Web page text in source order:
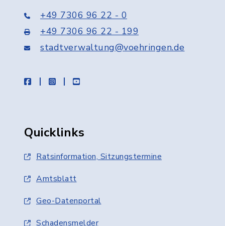
+49 7306 96 22 - 0
+49 7306 96 22 - 199
stadtverwaltung@voehringen.de
facebookinstagramyoutube
Quicklinks
Ratsinformation, Sitzungstermine
Amtsblatt
Geo-Datenportal
Schadensmelder